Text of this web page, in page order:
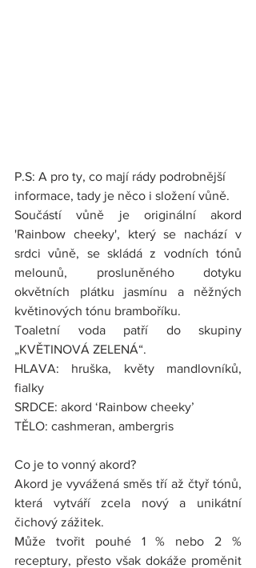
P.S: A pro ty, co mají rády podrobnější
informace, tady je něco i složení vůně.
Součástí vůně je originální akord
'Rainbow cheeky', který se nachází v
srdci vůně, se skládá z vodních tónů
melounů, prosluněného dotyku
okvětních plátku jasmínu a něžných
květinových tónu bramboříku.
Toaletní voda patří do skupiny
„KVĚTINOVÁ ZELENÁ“.
HLAVA: hruška, květy mandlovníků,
fialky
SRDCE: akord ‘Rainbow cheeky’
TĚLO: cashmeran, ambergris
Co je to vonný akord?
Akord je vyvážená směs tří až čtyř tónů,
která vytváří zcela nový a unikátní
čichový zážitek.
Může tvořit pouhé 1 % nebo 2 %
receptury, přesto však dokáže proměnit